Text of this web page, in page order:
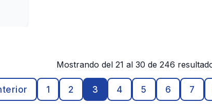
Mostrando del 21 al 30 de 246
1 2 3 4 5 6 7